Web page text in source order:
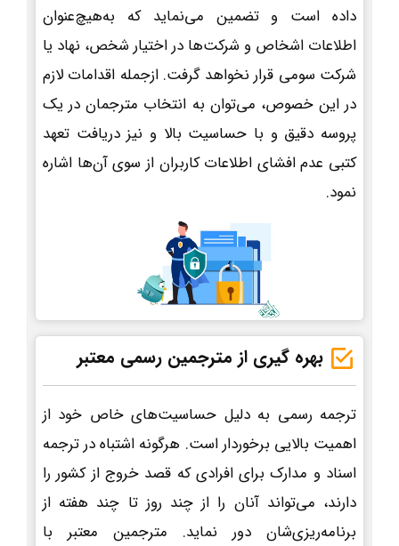
داده است و تضمین می‌نماید که به‌هیچ‌عنوان
اطلاعات اشخاص و شرکت‌ها در اختیار شخص، نهاد یا
شرکت سومی قرار نخواهد گرفت. ازجمله اقدامات لازم
در این خصوص، می‌توان به انتخاب مترجمان در یک
پروسه دقیق و با حساسیت بالا و نیز دریافت تعهد
کتبی عدم افشای اطلاعات کاربران از سوی آن‌ها اشاره
نمود.
بهره گیری از مترجمین رسمی معتبر
ترجمه رسمی به دلیل حساسیت‌های خاص خود از
اهمیت بالایی برخوردار است. هرگونه اشتباه در ترجمه
اسناد و مدارک برای افرادی که قصد خروج از کشور را
دارند، می‌تواند آنان را از چند روز تا چند هفته از
برنامه‌ریزی‌شان دور نماید. مترجمین معتبر با